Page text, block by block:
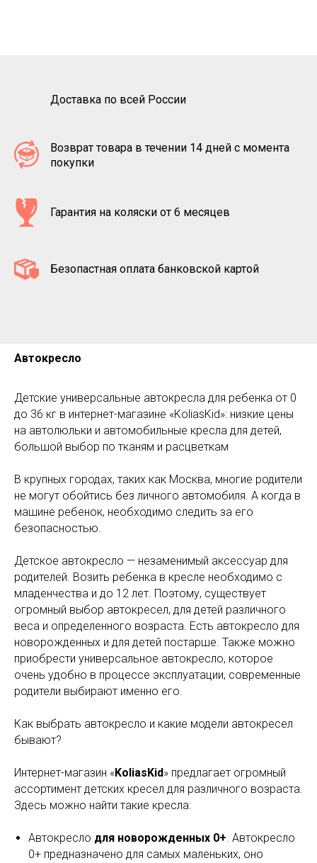
Доставка по всей России
Возврат товара в течении 14 дней с момента
покупки
Гарантия на коляски от 6 месяцев
Безопастная оплата банковской картой
Автокресло
Детские универсальные автокресла для ребенка от 0
до 36 кг в интернет-магазине «KoliasKid»: низкие цены
на автолюльки и автомобильные кресла для детей,
большой выбор по тканям и расцветкам
В крупных городах, таких как Москва, многие родители
не могут обойтись без личного автомобиля. А когда в
машине ребенок, необходимо следить за его
безопасностью.
Детское автокресло — незаменимый аксессуар для
родителей. Возить ребенка в кресле необходимо с
младенчества и до 12 лет. Поэтому, существует
огромный выбор автокресел, для детей различного
веса и определенного возраста. Есть автокресло для
новорожденных и для детей постарше. Также можно
приобрести универсальное автокресло, которое
очень удобно в процессе эксплуатации, современные
родители выбирают именно его.
Как выбрать автокресло и какие модели автокресел
бывают?
Интернет-магазин «KoliasKid» предлагает огромный
ассортимент детских кресел для различного возраста.
Здесь можно найти такие кресла:
Автокресло для новорожденных 0+. Автокресло
0+ предназначено для самых маленьких, оно